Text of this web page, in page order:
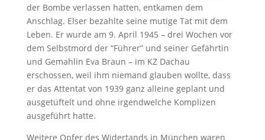
der Bombe verlassen hatten, entkamen dem
Anschlag. Elser bezahlte seine mutige Tat mit dem
Leben. Er wurde am 9. April 1945 – drei Wochen vor
dem Selbstmord der “Führer” und seiner Gefährtin
und Gemahlin Eva Braun – im KZ Dachau
erschossen, weil ihm niemand glauben wollte, dass
er das Attentat von 1939 ganz alleine geplant und
ausgetüftelt und ohne irgendwelche Komplizen
ausgeführt hatte.
Weitere Opfer des Widertands in München waren